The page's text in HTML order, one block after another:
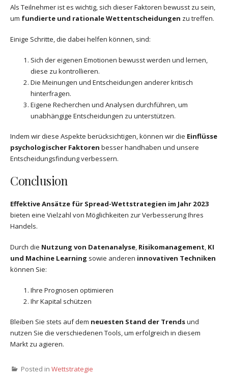
Als Teilnehmer ist es wichtig, sich dieser Faktoren bewusst zu sein,
um fundierte und rationale Wettentscheidungen zu treffen.
Einige Schritte, die dabei helfen können, sind:
Sich der eigenen Emotionen bewusst werden und lernen,
diese zu kontrollieren.
Die Meinungen und Entscheidungen anderer kritisch
hinterfragen.
Eigene Recherchen und Analysen durchführen, um
unabhängige Entscheidungen zu unterstützen.
Indem wir diese Aspekte berücksichtigen, können wir die Einflüsse
psychologischer Faktoren besser handhaben und unsere
Entscheidungsfindung verbessern.
Conclusion
Effektive Ansätze für Spread-Wettstrategien im Jahr 2023
bieten eine Vielzahl von Möglichkeiten zur Verbesserung Ihres
Handels.
Durch die Nutzung von Datenanalyse, Risikomanagement, KI
und Machine Learning sowie anderen innovativen Techniken
können Sie:
Ihre Prognosen optimieren
Ihr Kapital schützen
Bleiben Sie stets auf dem neuesten Stand der Trendsund
nutzen Sie die verschiedenen Tools, um erfolgreich in diesem
Markt zu agieren.
Posted in Wettstrategie